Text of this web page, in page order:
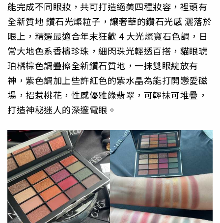
能完成不同眼妝， 共可打造絕美四種妝容，裡頭有
全新質地 鑽石光燦粒子， 讓奢華的鑽石光感 灑落於
眼上，精選最適合年末狂歡 4 大光燦寶石色調，日
常大地色系香檳珍珠，細閃珠光輕透百搭， 貓眼琥
珀橘棕色調疊擦全新鑽石質地，一抹雙眼綻放有
神， 紫色調加上些許紅色的紫水晶為能打開戀愛磁
場，招惹桃花， 性感優雅綠翡翠，可輕抹可堆疊，
打造神秘迷人的深邃電眼。